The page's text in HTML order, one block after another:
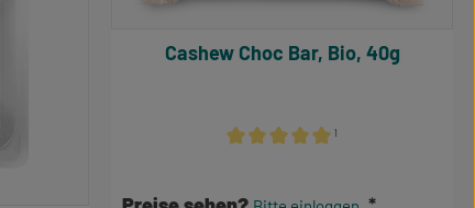
¹
Cashew Choc Bar, Bio, 40g